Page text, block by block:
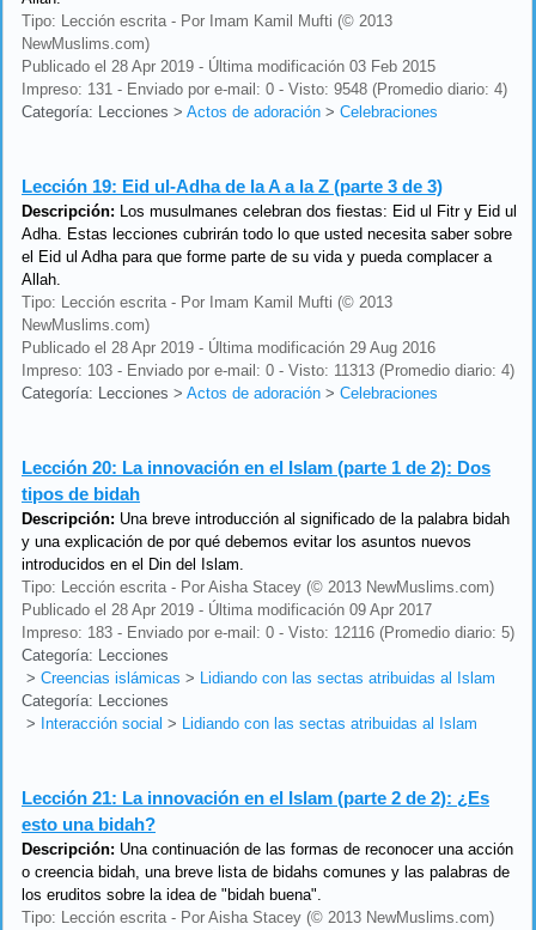
Tipo: Lección escrita - Por Imam Kamil Mufti (© 2013
NewMuslims.com)
Publicado el 28 Apr 2019 - Última modificación 03 Feb 2015
Impreso: 131 - Enviado por e-mail: 0 - Visto: 9548 (Promedio diario: 4)
Categoría: Lecciones > Actos de adoración > Celebraciones
Lección 19: Eid ul-Adha de la A a la Z (parte 3 de 3)
Descripción: Los musulmanes celebran dos fiestas: Eid ul Fitr y Eid ul
Adha. Estas lecciones cubrirán todo lo que usted necesita saber sobre
el Eid ul Adha para que forme parte de su vida y pueda complacer a
Allah.
Tipo: Lección escrita - Por Imam Kamil Mufti (© 2013
NewMuslims.com)
Publicado el 28 Apr 2019 - Última modificación 29 Aug 2016
Impreso: 103 - Enviado por e-mail: 0 - Visto: 11313 (Promedio diario: 4)
Categoría: Lecciones > Actos de adoración > Celebraciones
Lección 20: La innovación en el Islam (parte 1 de 2): Dos
tipos de bidah
Descripción: Una breve introducción al significado de la palabra bidah
y una explicación de por qué debemos evitar los asuntos nuevos
introducidos en el Din del Islam.
Tipo: Lección escrita - Por Aisha Stacey (© 2013 NewMuslims.com)
Publicado el 28 Apr 2019 - Última modificación 09 Apr 2017
Impreso: 183 - Enviado por e-mail: 0 - Visto: 12116 (Promedio diario: 5)
Categoría: Lecciones
> Creencias islámicas > Lidiando con las sectas atribuidas al Islam
Categoría: Lecciones
> Interacción social > Lidiando con las sectas atribuidas al Islam
Lección 21: La innovación en el Islam (parte 2 de 2): ¿Es
esto una bidah?
Descripción: Una continuación de las formas de reconocer una acción
o creencia bidah, una breve lista de bidahs comunes y las palabras de
los eruditos sobre la idea de "bidah buena".
Tipo: Lección escrita - Por Aisha Stacey (© 2013 NewMuslims.com)